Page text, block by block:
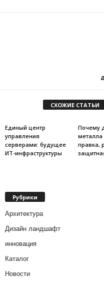
СХОЖИЕ СТАТЬИ
Единый центр
управления
серверами: будущее
ИТ-инфраструктуры
Почему
правка,
Рубрики
Архитектура
Дизайн ландшафт
инновация
Каталог
Новости